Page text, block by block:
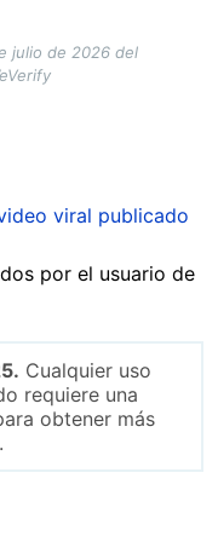
julio de 2026 del
viral publicado
por el usuario de
Cualquier uso
requiere una
obtener más